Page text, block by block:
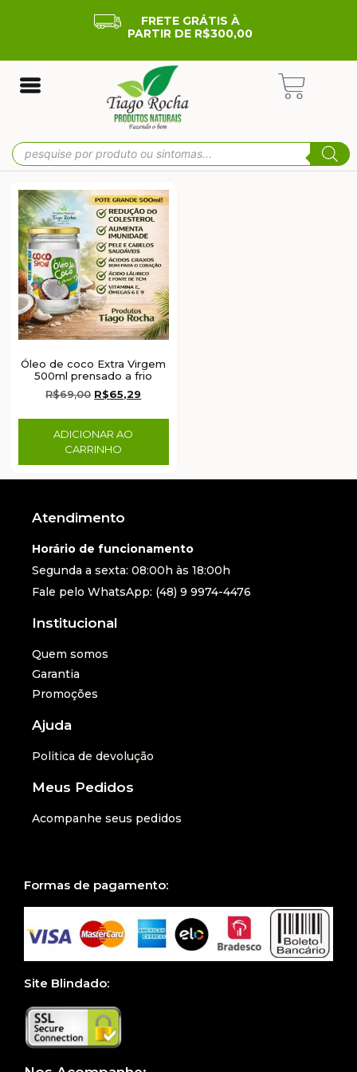
FRETE GRÁTIS À
PARTIR DE R$300,00
Óleo de coco Extra Virgem
500ml prensado a frio
R$69,00 R$65,29
ADICIONAR AO
CARRINHO
Atendimento
Horário de funcionamento
Segunda a sexta: 08:00h às 18:00h
Fale pelo WhatsApp: (48) 9 9974-4476
Institucional
Quem somos
Garantia
Promoções
Ajuda
Politica de devolução
Meus Pedidos
Acompanhe seus pedidos
Formas de pagamento:
Site Blindado: